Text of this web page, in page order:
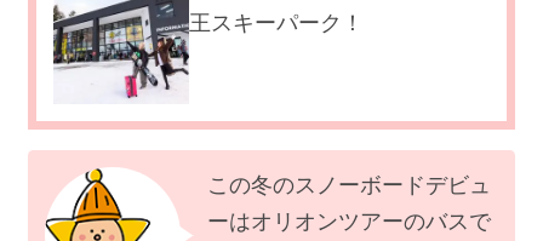
王スキーパーク！
この冬のスノーボードデビュ
ーはオリオンツアーのバスで